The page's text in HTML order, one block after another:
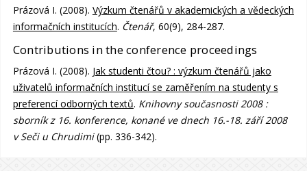
Prázová I. (2008). Výzkum čtenářů v akademických a vědeckých
informačních institucích. Čtenář, 60(9), 284-287.
Contributions in the conference proceedings
Prázová I. (2008). Jak studenti čtou? : výzkum čtenářů jako
uživatelů informačních institucí se zaměřením na studenty s
preferencí odborných textů. Knihovny současnosti 2008 :
sborník z 16. konference, konané ve dnech 16.-18. září 2008
v Seči u Chrudimi(pp. 336-342).